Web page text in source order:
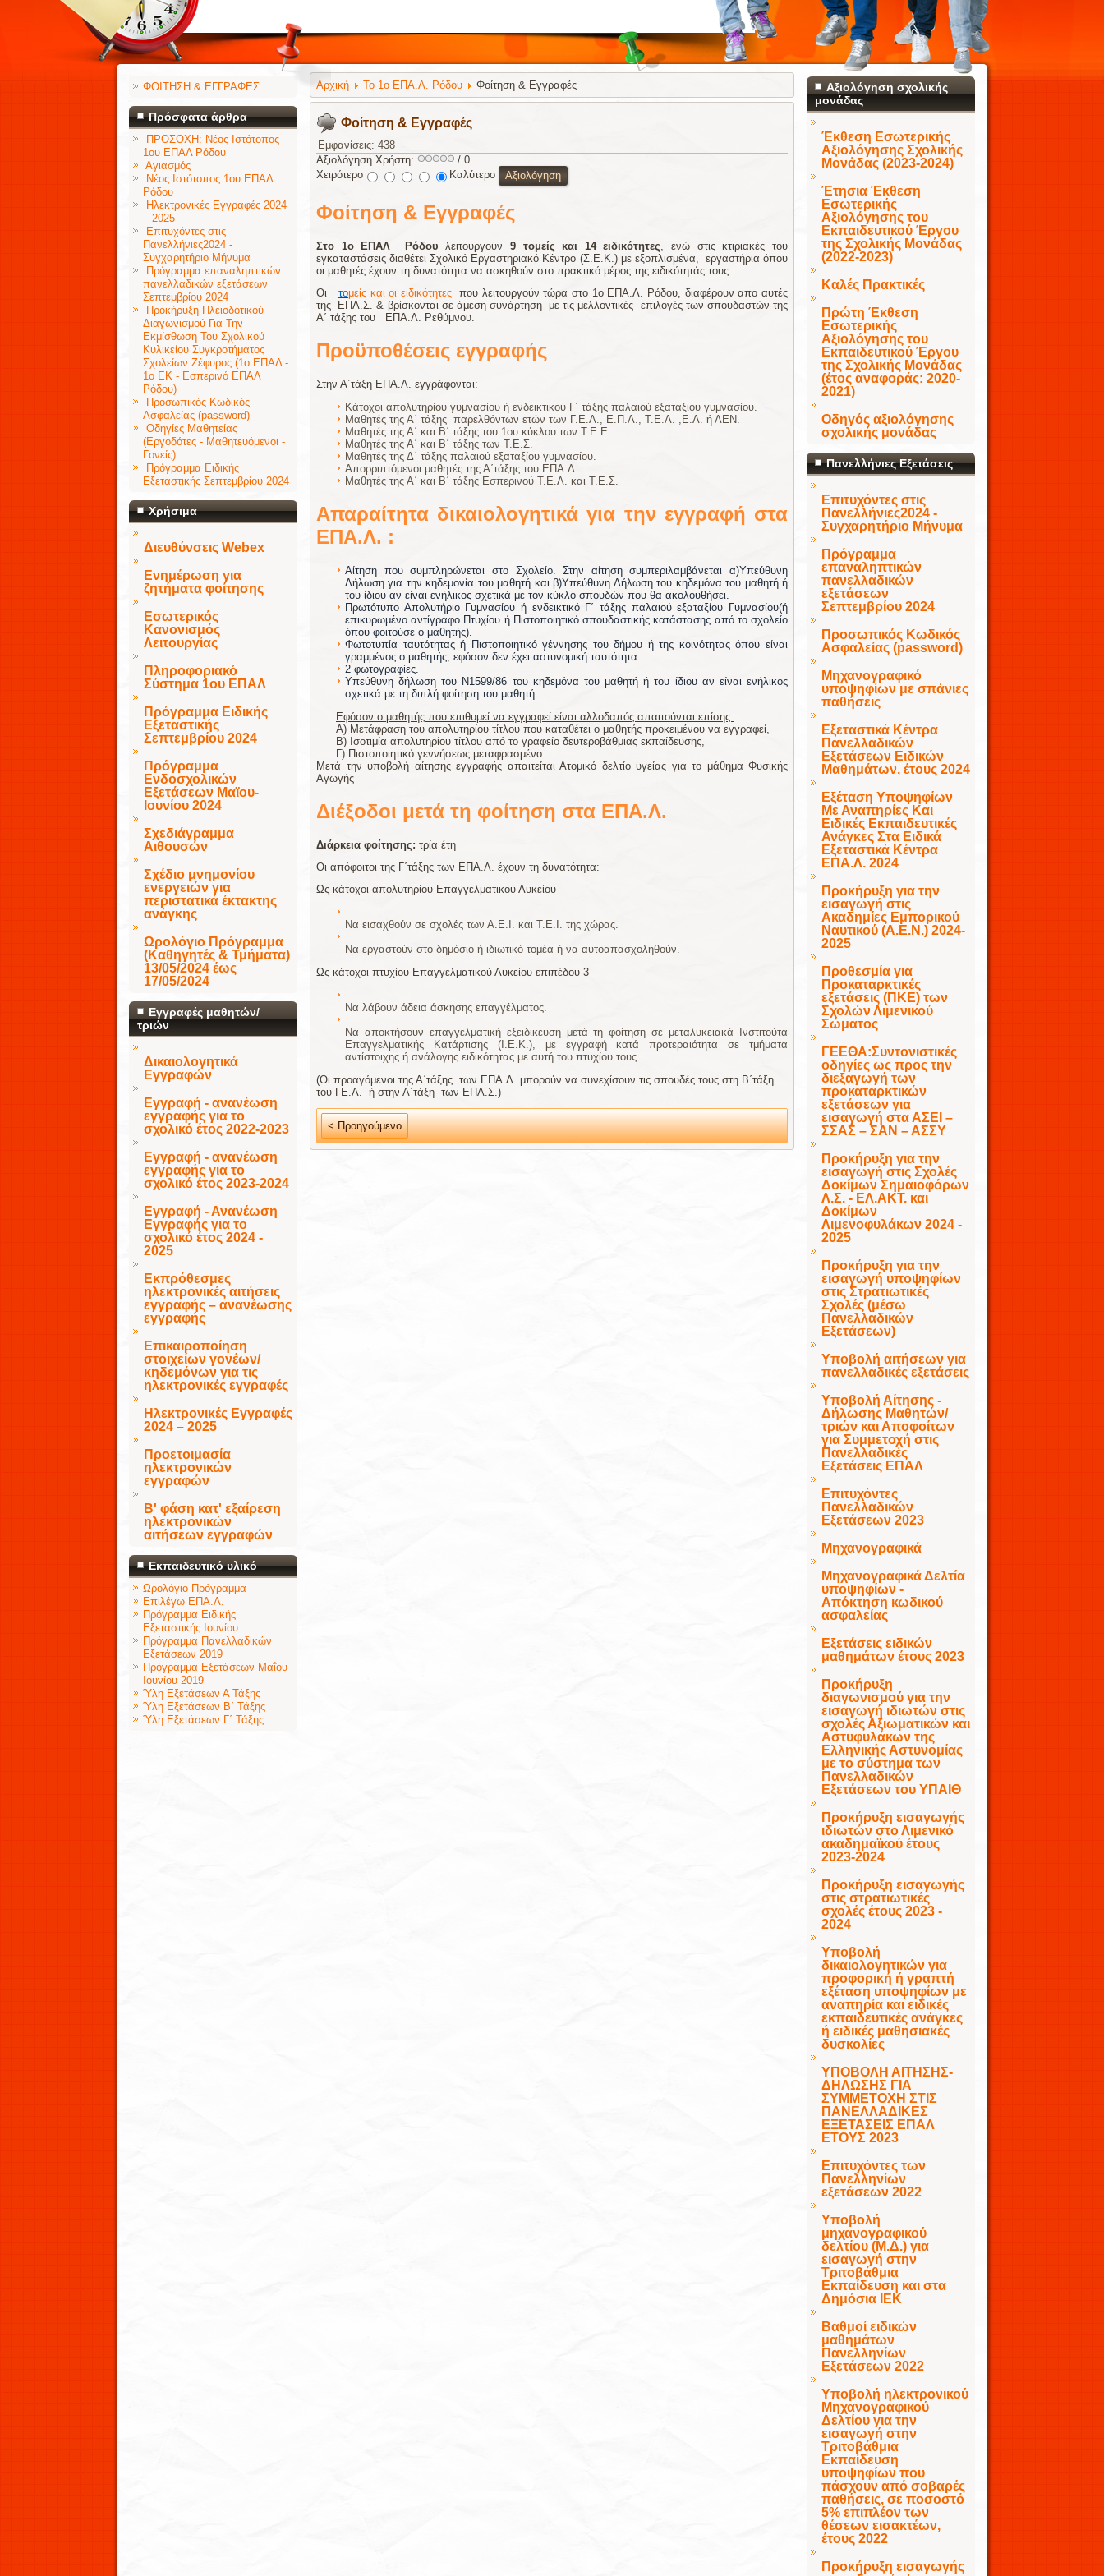
ΦΟΙΤΗΣΗ & ΕΓΓΡΑΦΕΣ
Πρόσφατα άρθρα
ΠΡΟΣΟΧΗ: Νέος Ιστότοπος
1ου ΕΠΑΛ Ρόδου
Αγιασμός
Νέος Ιστότοπος 1ου ΕΠΑΛ
Ρόδου
Ηλεκτρονικές Εγγραφές 2024
– 2025
Επιτυχόντες στις
Πανελλήνιες2024 -
Συγχαρητήριο Μήνυμα
Πρόγραμμα επαναληπτικών
πανελλαδικών εξετάσεων
Σεπτεμβρίου 2024
Προκήρυξη Πλειοδοτικού
Διαγωνισμού Για Την
Εκμίσθωση Του Σχολικού
Κυλικείου Συγκροτήματος
Σχολείων Ζέφυρος (1ο ΕΠΑΛ -
1ο ΕΚ - Εσπερινό ΕΠΑΛ
Ρόδου)
Προσωπικός Κωδικός
Ασφαλείας (password)
Οδηγίες Μαθητείας
(Εργοδότες - Μαθητευόμενοι -
Γονείς)
Πρόγραμμα Ειδικής
Εξεταστικής Σεπτεμβρίου 2024
Χρήσιμα
Διευθύνσεις Webex
Ενημέρωση για
ζητήματα φοίτησης
Εσωτερικός
Κανονισμός
Λειτουργίας
Πληροφοριακό
Σύστημα 1ου ΕΠΑΛ
Πρόγραμμα Ειδικής
Εξεταστικής
Σεπτεμβρίου 2024
Πρόγραμμα
Ενδοσχολικών
Εξετάσεων Μαϊου-
Ιουνίου 2024
Σχεδιάγραμμα
Αιθουσών
Σχέδιο μνημονίου
ενεργειών για
περιστατικά έκτακτης
ανάγκης
Ωρολόγιο Πρόγραμμα
(Καθηγητές & Τμήματα)
13/05/2024 έως
17/05/2024
Εγγραφές μαθητών/
τριών
Δικαιολογητικά
Εγγραφών
Εγγραφή - ανανέωση
εγγραφής για το
σχολικό έτος 2022-2023
Εγγραφή - ανανέωση
εγγραφής για το
σχολικό έτος 2023-2024
Εγγραφή - Ανανέωση
Εγγραφής για το
σχολικό έτος 2024 -
2025
Εκπρόθεσμες
ηλεκτρονικές αιτήσεις
εγγραφής – ανανέωσης
εγγραφής
Επικαιροποίηση
στοιχείων γονέων/
κηδεμόνων για τις
ηλεκτρονικές εγγραφές
Ηλεκτρονικές Εγγραφές
2024 – 2025
Προετοιμασία
ηλεκτρονικών
εγγραφών
Β' φάση κατ' εξαίρεση
ηλεκτρονικών
αιτήσεων εγγραφών
Εκπαιδευτικό υλικό
Ωρολόγιο Πρόγραμμα
Επιλέγω ΕΠΑ.Λ.
Πρόγραμμα Ειδικής
Εξεταστικής Ιουνίου
Πρόγραμμα Πανελλαδικών
Εξετάσεων 2019
Πρόγραμμα Εξετάσεων Μαΐου-
Ιουνίου 2019
Ύλη Εξετάσεων Α Τάξης
Ύλη Εξετάσεων Β΄ Τάξης
Ύλη Εξετάσεων Γ΄ Τάξης
Αρχική Το 1ο ΕΠΑ.Λ. Ρόδου Φοίτηση & Εγγραφές
Φοίτηση & Εγγραφές
Εμφανίσεις: 438
Αξιολόγηση Χρήστη:
/ 0
Χειρότερο
Καλύτερο
Φοίτηση & Εγγραφές
Στο 1ο ΕΠΑΛ Ρόδου λειτουργούν 9 τομείς και 14 ειδικότητες, ενώ στις κτιριακές του
εγκαταστάσεις διαθέτει Σχολικό Εργαστηριακό Κέντρο (Σ.Ε.Κ.) με εξοπλισμένα, εργαστήρια όπου
οι μαθητές έχουν τη δυνατότητα να ασκηθούν στο πρακτικό μέρος της ειδικότητάς τους.
Οι τομείς και οι ειδικότητεςπου λειτουργούν τώρα στο 1ο ΕΠΑ.Λ. Ρόδου, διαφέρουν απο αυτές
της ΕΠΑ.Σ. & βρίσκονται σε άμεση συνάρτηση με τις μελλοντικές επιλογές των σπουδαστών της
Α΄ τάξης του ΕΠΑ.Λ. Ρεθύμνου.
Προϋποθέσεις εγγραφής
Στην Α΄τάξη ΕΠΑ.Λ. εγγράφονται:
Κάτοχοι απολυτηρίου γυμνασίου ή ενδεικτικού Γ΄ τάξης παλαιού εξαταξίου γυμνασίου.
Μαθητές της Α΄ τάξης παρελθόντων ετών των Γ.Ε.Λ., Ε.Π.Λ., Τ.Ε.Λ. ,Ε.Λ. ή ΛΕΝ.
Μαθητές της Α΄ και Β΄ τάξης του 1ου κύκλου των Τ.Ε.Ε.
Μαθητές της Α΄ και Β΄ τάξης των Τ.Ε.Σ.
Μαθητές της Δ΄ τάξης παλαιού εξαταξίου γυμνασίου.
Απορριπτόμενοι μαθητές της Α΄τάξης του ΕΠΑ.Λ.
Μαθητές της Α΄ και Β΄ τάξης Εσπερινού Τ.Ε.Λ. και Τ.Ε.Σ.
Απαραίτητα δικαιολογητικά για την εγγραφή στα
ΕΠΑ.Λ. :
Αίτηση που συμπληρώνεται στο Σχολείο. Στην αίτηση συμπεριλαμβάνεται α)Υπεύθυνη
Δήλωση για την κηδεμονία του μαθητή και β)Υπεύθυνη Δήλωση του κηδεμόνα του μαθητή ή
του ίδιου αν είναι ενήλικος σχετικά με τον κύκλο σπουδών που θα ακολουθήσει.
Πρωτότυπο Απολυτήριο Γυμνασίου ή ενδεικτικό Γ΄ τάξης παλαιού εξαταξίου Γυμνασίου(ή
επικυρωμένο αντίγραφο Πτυχίου ή Πιστοποιητικό σπουδαστικής κατάστασης από το σχολείο
όπου φοιτούσε ο μαθητής).
Φωτοτυπία ταυτότητας ή Πιστοποιητικό γέννησης του δήμου ή της κοινότητας όπου είναι
γραμμένος ο μαθητής, εφόσον δεν έχει αστυνομική ταυτότητα.
2 φωτογραφίες.
Υπεύθυνη δήλωση του Ν1599/86 του κηδεμόνα του μαθητή ή του ίδιου αν είναι ενήλικος
σχετικά με τη διπλή φοίτηση του μαθητή.
Εφόσον ο μαθητής που επιθυμεί να εγγραφεί είναι αλλοδαπός απαιτούνται επίσης:
Α) Μετάφραση του απολυτηρίου τίτλου που καταθέτει ο μαθητής προκειμένου να εγγραφεί,
Β) Ισοτιμία απολυτηρίου τίτλου από το γραφείο δευτεροβάθμιας εκπαίδευσης,
Γ) Πιστοποιητικό γεννήσεως μεταφρασμένο.
Μετά την υποβολή αίτησης εγγραφής απαιτείται Ατομικό δελτίο υγείας για το μάθημα Φυσικής
Αγωγής
Διέξοδοι μετά τη φοίτηση στα ΕΠΑ.Λ.
Διάρκεια φοίτησης: τρία έτη
Οι απόφοιτοι της Γ΄τάξης των ΕΠΑ.Λ. έχουν τη δυνατότητα:
Ως κάτοχοι απολυτηρίου Επαγγελματικού Λυκείου
Να εισαχθούν σε σχολές των Α.Ε.Ι. και Τ.Ε.Ι. της χώρας.
Να εργαστούν στο δημόσιο ή ιδιωτικό τομέα ή να αυτοαπασχοληθούν.
Ως κάτοχοι πτυχίου Επαγγελματικού Λυκείου επιπέδου 3
Να λάβουν άδεια άσκησης επαγγέλματος.
Να αποκτήσουν επαγγελματική εξειδίκευση μετά τη φοίτηση σε μεταλυκειακά Ινστιτούτα
Επαγγελματικής Κατάρτισης (Ι.Ε.Κ.), με εγγραφή κατά προτεραιότητα σε τμήματα
αντίστοιχης ή ανάλογης ειδικότητας με αυτή του πτυχίου τους.
(Οι προαγόμενοι της Α΄τάξης των ΕΠΑ.Λ. μπορούν να συνεχίσουν τις σπουδές τους στη Β΄τάξη
του ΓΕ.Λ. ή στην Α΄τάξη των ΕΠΑ.Σ.)
< Προηγούμενο
Αξιολόγηση σχολικής
μονάδας
Έκθεση Εσωτερικής
Αξιολόγησης Σχολικής
Μονάδας (2023-2024)
Έτησια Έκθεση
Εσωτερικής
Αξιολόγησης του
Εκπαιδευτικού Έργου
της Σχολικής Μονάδας
(2022-2023)
Καλές Πρακτικές
Πρώτη Έκθεση
Εσωτερικής
Αξιολόγησης του
Εκπαιδευτικού Έργου
της Σχολικής Μονάδας
(έτος αναφοράς: 2020-
2021)
Οδηγός αξιολόγησης
σχολικής μονάδας
Πανελλήνιες Εξετάσεις
Επιτυχόντες στις
Πανελλήνιες2024 -
Συγχαρητήριο Μήνυμα
Πρόγραμμα
επαναληπτικών
πανελλαδικών
εξετάσεων
Σεπτεμβρίου 2024
Προσωπικός Κωδικός
Ασφαλείας (password)
Μηχανογραφικό
υποψηφίων με σπάνιες
παθήσεις
Εξεταστικά Κέντρα
Πανελλαδικών
Εξετάσεων Ειδικών
Μαθημάτων, έτους 2024
Εξέταση Υποψηφίων
Με Αναπηρίες Και
Ειδικές Εκπαιδευτικές
Ανάγκες Στα Ειδικά
Εξεταστικά Κέντρα
ΕΠΑ.Λ. 2024
Προκήρυξη για την
εισαγωγή στις
Ακαδημίες Εμπορικού
Ναυτικού (Α.Ε.Ν.) 2024-
2025
Προθεσμία για
Προκαταρκτικές
εξετάσεις (ΠΚΕ) των
Σχολών Λιμενικού
Σώματος
ΓΕΕΘΑ:Συντονιστικές
οδηγίες ως προς την
διεξαγωγή των
προκαταρκτικών
εξετάσεων για
εισαγωγή στα ΑΣΕΙ –
ΣΣΑΣ – ΣΑΝ – ΑΣΣΥ
Προκήρυξη για την
εισαγωγή στις Σχολές
Δοκίμων Σημαιοφόρων
Λ.Σ. - ΕΛ.ΑΚΤ. και
Δοκίμων
Λιμενοφυλάκων 2024 -
2025
Προκήρυξη για την
εισαγωγή υποψηφίων
στις Στρατιωτικές
Σχολές (μέσω
Πανελλαδικών
Εξετάσεων)
Υποβολή αιτήσεων για
πανελλαδικές εξετάσεις
Υποβολή Αίτησης -
Δήλωσης Μαθητών/
τριών και Αποφοίτων
για Συμμετοχή στις
Πανελλαδικές
Εξετάσεις ΕΠΑΛ
Επιτυχόντες
Πανελλαδικών
Εξετάσεων 2023
Μηχανογραφικά
Μηχανογραφικά Δελτία
υποψηφίων -
Απόκτηση κωδικού
ασφαλείας
Εξετάσεις ειδικών
μαθημάτων έτους 2023
Προκήρυξη
διαγωνισμού για την
εισαγωγή ιδιωτών στις
σχολές Αξιωματικών και
Αστυφυλάκων της
Ελληνικής Αστυνομίας
με το σύστημα των
Πανελλαδικών
Εξετάσεων του ΥΠΑΙΘ
Προκήρυξη εισαγωγής
ιδιωτών στο Λιμενικό
ακαδημαϊκού έτους
2023-2024
Προκήρυξη εισαγωγής
στις στρατιωτικές
σχολές έτους 2023 -
2024
Υποβολή
δικαιολογητικών για
προφορική ή γραπτή
εξέταση υποψηφίων με
αναπηρία και ειδικές
εκπαιδευτικές ανάγκες
ή ειδικές μαθησιακές
δυσκολίες
ΥΠΟΒΟΛΗ ΑΙΤΗΣΗΣ-
ΔΗΛΩΣΗΣ ΓΙΑ
ΣΥΜΜΕΤΟΧΗ ΣΤΙΣ
ΠΑΝΕΛΛΑΔΙΚΕΣ
ΕΞΕΤΑΣΕΙΣ ΕΠΑΛ
ΕΤΟΥΣ 2023
Επιτυχόντες των
Πανελληνίων
εξετάσεων 2022
Υποβολή
μηχανογραφικού
δελτίου (Μ.Δ.) για
εισαγωγή στην
Τριτοβάθμια
Εκπαίδευση και στα
Δημόσια ΙΕΚ
Βαθμοί ειδικών
μαθημάτων
Πανελληνίων
Εξετάσεων 2022
Υποβολή ηλεκτρονικού
Μηχανογραφικού
Δελτίου για την
εισαγωγή στην
Τριτοβάθμια
Εκπαίδευση
υποψηφίων που
πάσχουν από σοβαρές
παθήσεις, σε ποσοστό
5% επιπλέον των
θέσεων εισακτέων,
έτους 2022
Προκήρυξη εισαγωγής